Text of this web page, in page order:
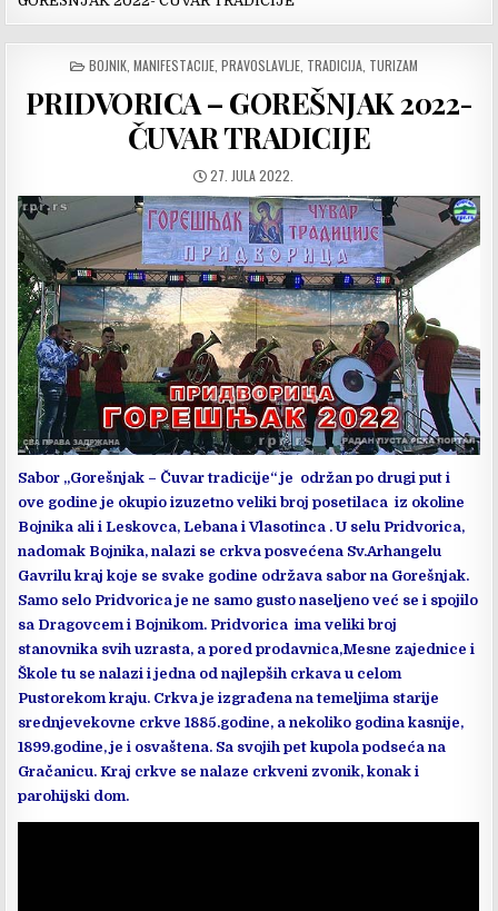
POSTED
BOJNIK, MANIFESTACIJE, PRAVOSLAVLJE, TRADICIJA, TURIZAM
PRIDVORICA – GOREŠNJAK 2022-
ČUVAR TRADICIJE
DATUM
OBJAVLJIVANJA:
27. JULA 2022.
Sabor „Gorešnjak – Čuvar tradicije“ je održan po drugi put i
ove godine je okupio izuzetno veliki broj posetilaca iz okoline
Bojnika ali i Leskovca, Lebana i Vlasotinca . U selu Pridvorica,
nadomak Bojnika, nalazi se crkva posvećena Sv.Arhangelu
Gavrilu kraj koje se svake godine održava sabor na Gorešnjak.
Samo selo Pridvorica je ne samo gusto naseljeno već se i spojilo
sa Dragovcem i Bojnikom. Pridvorica ima veliki broj
stanovnika svih uzrasta, a pored prodavnica,Mesne zajednice i
Škole tu se nalazi i jedna od najlepših crkava u celom
Pustorekom kraju. Crkva je izgrađena na temeljima starije
srednjevekovne crkve 1885.godine, a nekoliko godina kasnije,
1899.godine, je i osvaštena. Sa svojih pet kupola podseća na
Gračanicu. Kraj crkve se nalaze crkveni zvonik, konak i
parohijski dom.